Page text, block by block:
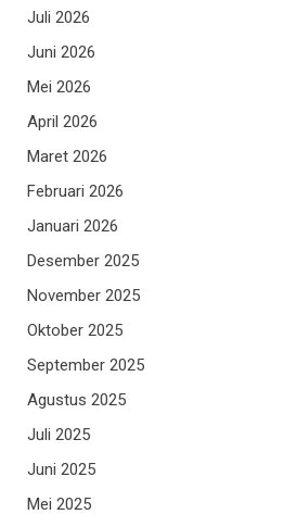
Juli 2026
Juni 2026
Mei 2026
April 2026
Maret 2026
Februari 2026
Januari 2026
Desember 2025
November 2025
Oktober 2025
September 2025
Agustus 2025
Juli 2025
Juni 2025
Mei 2025